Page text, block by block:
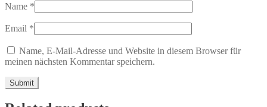
Name *
Email *
Name, E-Mail-Adresse und Website in diesem Browser für
meinen nächsten Kommentar speichern.